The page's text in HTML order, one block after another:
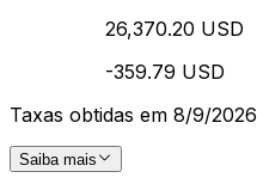
26,370.20 USD
-359.79 USD
Taxas obtidas em 8/9/2026
Saiba mais